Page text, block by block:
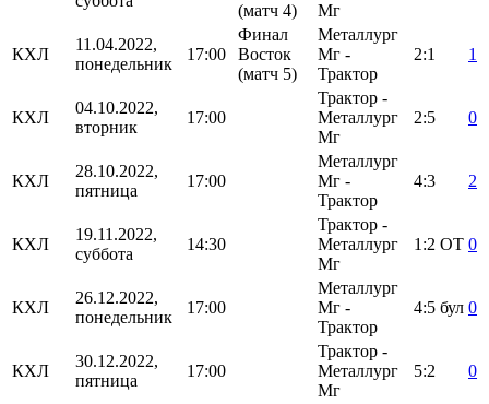
(матч 4)
Мг
КХЛ
11.04.2022,
понедельник
17:00
Финал
Восток
(матч 5)
Металлург
Мг -
Трактор
2:1 1
КХЛ
04.10.2022,
вторник
17:00
Трактор -
Металлург
Мг
2:5 0
КХЛ
28.10.2022,
пятница
17:00
Металлург
Мг -
Трактор
4:3 2
КХЛ
19.11.2022,
суббота
14:30
Трактор -
Металлург
Мг
1:2 ОТ 0
КХЛ
26.12.2022,
понедельник
17:00
Металлург
Мг -
Трактор
4:5 бул 0
КХЛ
30.12.2022,
пятница
17:00
Трактор -
Металлург
Мг
5:2 0